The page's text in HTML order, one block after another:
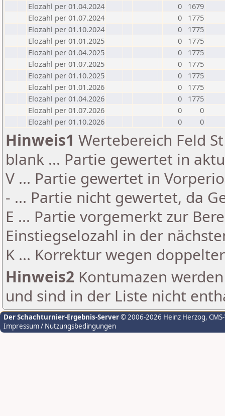
Elozahl per 01.04.2024
0
1679
Elozahl per 01.07.2024
0
1775
Elozahl per 01.10.2024
0
1775
Elozahl per 01.01.2025
0
1775
Elozahl per 01.04.2025
0
1775
Elozahl per 01.07.2025
0
1775
Elozahl per 01.10.2025
0
1775
Elozahl per 01.01.2026
0
1775
Elozahl per 01.04.2026
0
1775
Elozahl per 01.07.2026
0
0
Elozahl per 01.10.2026
0 0
Hinweis1 Wertebereich Feld
blank ... Partie gewertet in
V ... Partie gewertet in
- ... Partie nicht gewertet, da
E ... Partie vorgemerkt zur
Einstiegselozahl in der
K ... Korrektur wegen
Hinweis2 Kontumazen
und sind in der Liste nicht
Der Schachturnier-Ergebnis-Server© 2006-2026 Heinz Herzog,
Impressum / Nutzungsbedingungen